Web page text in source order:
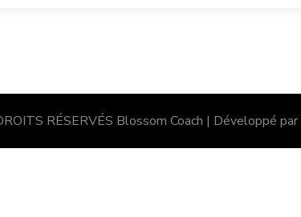
RÉSERVÉS Blossom Coach | Développé par